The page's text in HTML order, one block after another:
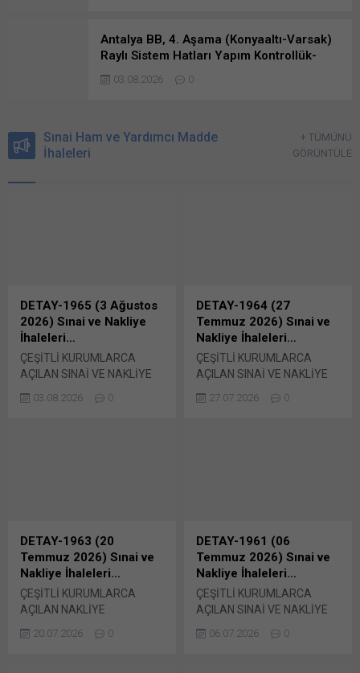
Antalya BB, 4. Aşama (Konyaaltı-Varsak)
Raylı Sistem Hatları Yapım Kontrollük-
Danışmanlık Hizmetleri İçin Teklif İstendi
03.08.2026 0
Sınai Ham ve Yardımcı Madde
İhaleleri
+ TÜMÜNÜ
GÖRÜNTÜLE
DETAY-1965 (3 Ağustos
2026) Sınai ve Nakliye
İhaleleri…
ÇEŞİTLİ KURUMLARCA
AÇILAN SINAİ VE NAKLİYE
İHALELERİ… KARAYOLLARI
8.BÖLGE MÜDÜRLÜĞÜ TUZ
Şefliklerinde Kış Sezonunda
Kar ve Buz Mücadelesinde
Kullanılmak Üzere Şube
Şefliklerinin Depolarına
14050 Ton Tuz Alımı İşi
4734...
03.08.2026 0
DETAY-1964 (27
Temmuz 2026) Sınai ve
Nakliye İhaleleri…
ÇEŞİTLİ KURUMLARCA
AÇILAN SINAİ VE NAKLİYE
İHALELERİ… ASKİ,
ALÜMİNYUM SÜLFAT
Alüminyum Sülfat
temininde sonuç belli oldu.
Edinilen bilgiye göre,
yaklaşık maliyeti
171.323.600,00 TL olan
ihaleyi, 191.912.000,00 TL
bedel karşılığında...
27.07.2026 0
DETAY-1963 (20
Temmuz 2026) Sınai ve
Nakliye İhaleleri…
ÇEŞİTLİ KURUMLARCA
AÇILAN NAKLİYE
TAŞIMACILIK İSTANBUL
20.07.2026 0
DETAY-1961 (06
Temmuz 2026) Sınai ve
Nakliye İhaleleri…
ÇEŞİTLİ KURUMLARCA
AÇILAN SINAİ VE NAKLİYE
SAHALARI İÇİN PATLAYICI
06.07.2026 0